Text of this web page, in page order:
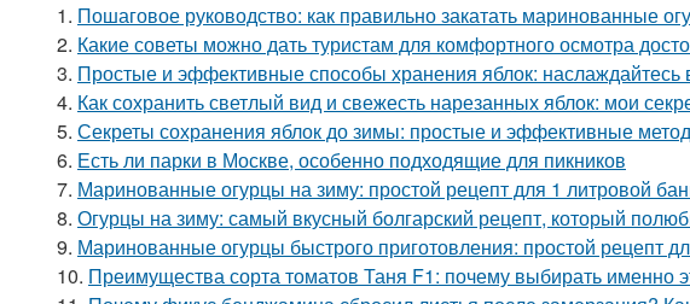
1. Пошаговое руководство: как правильно закатать маринованные
2. Какие советы можно дать туристам для комфортного осмотра
3. Простые и эффективные способы хранения яблок: наслаждайтесь
4. Как сохранить светлый вид и свежесть нарезанных яблок: мои
5. Секреты сохранения яблок до зимы: простые и эффективные
6. Есть ли парки в Москве, особенно подходящие для пикников
7. Маринованные огурцы на зиму: простой рецепт для 1 литровой
8. Огурцы на зиму: самый вкусный болгарский рецепт, который
9. Маринованные огурцы быстрого приготовления: простой рецепт
10. Преимущества сорта томатов Таня F1: почему выбирать именно